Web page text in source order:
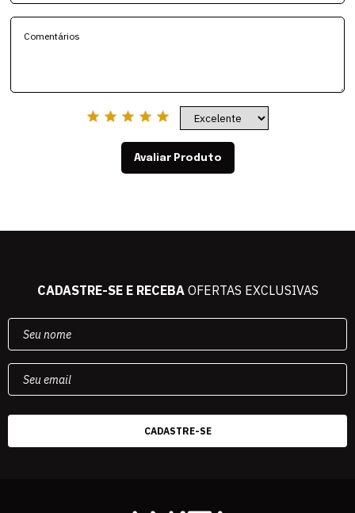
Avaliar Produto
CADASTRE-SE E RECEBAOFERTAS EXCLUSIVAS